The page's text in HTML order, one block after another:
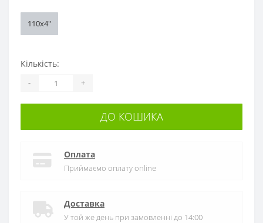
110х4"
Кількість:
- +
ДО КОШИКА
Оплата
Приймаємо оплату online
Доставка
У той же день при замовленні до 14:00